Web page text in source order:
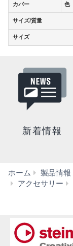
カバー 色
サイズ/質量
サイズ
カバー 色
サイズ/質量
サイズ
新着情報
ホーム 製品情報
アクセサリー